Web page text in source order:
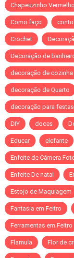
Chapeuzinho Vermelho
Como faço
Crochet
Decoração de
decoração de cozinha
decoração de Quarto
decoração para festas
DIY doces
Educar elefante
Enfeite de Câmera
Enfeite De natal
Estojo de Maquiagem
Fantasia em Feltro
Ferramentas em Feltro
Flamula Flor de